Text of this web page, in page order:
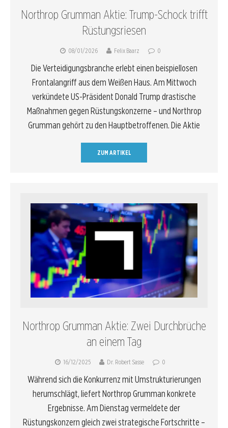
Northrop Grumman Aktie: Trump-Schock trifft
Rüstungsriesen
08/01/2026 Felix Baarz 0
Die Verteidigungsbranche erlebt einen beispiellosen
Frontalangriff aus dem Weißen Haus. Am Mittwoch
verkündete US-Präsident Donald Trump drastische
Maßnahmen gegen Rüstungskonzerne – und Northrop
Grumman gehört zu den Hauptbetroffenen. Die Aktie
ZUM ARTIKEL
Northrop Grumman Aktie: Zwei Durchbrüche
an einem Tag
16/12/2025 Dr. Robert Sasse 0
Während sich die Konkurrenz mit Umstrukturierungen
herumschlägt, liefert Northrop Grumman konkrete
Ergebnisse. Am Dienstag vermeldete der
Rüstungskonzern gleich zwei strategische Fortschritte –